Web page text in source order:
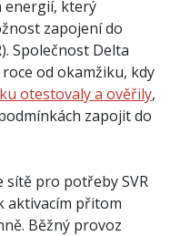
energií, který
zapojení do
Společnost Delta
od okamžiku, kdy
otestovaly a ověřily,
zapojit do
sítě pro potřeby SVR
aktivacím přitom
Běžný provoz